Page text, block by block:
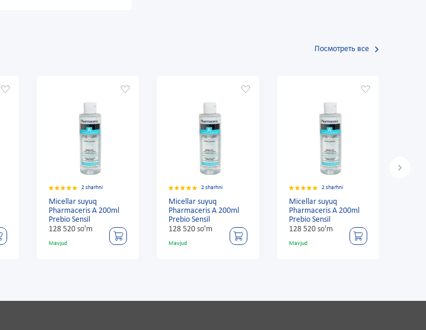
Посмотреть все
2 sharhni
Micellar suyuq
Pharmaceris A 200ml
Prebio Sensil
128 520 so'm
Mavjud
2 sharhni
Micellar suyuq
Pharmaceris A 200ml
Prebio Sensil
128 520 so'm
Mavjud
2 sharhni
Micellar suyuq
Pharmaceris A 200ml
Prebio Sensil
128 520 so'm
Mavjud